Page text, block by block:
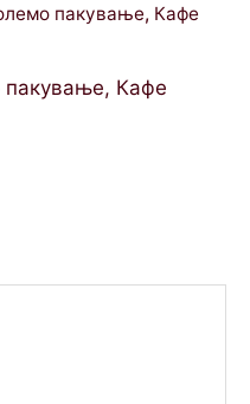
пакување, Кафе
пакување, Кафе